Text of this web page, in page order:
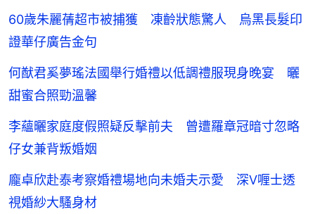
60歲朱麗蒨超市被捕獲 凍齡狀態驚人 烏黑長髮印
證華仔廣告金句
何猷君奚夢瑤法國舉行婚禮以低調禮服現身晚宴 曬
甜蜜合照勁溫馨
李蘊曬家庭度假照疑反擊前夫 曾遭羅章冠暗寸忽略
仔女兼背叛婚姻
龐卓欣赴泰考察婚禮場地向未婚夫示愛 深V喱士透
視婚紗大騷身材